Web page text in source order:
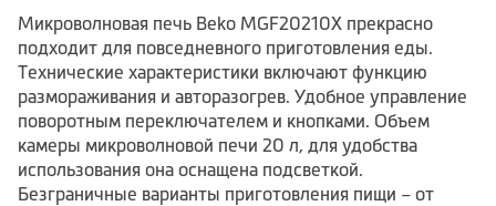
Микроволновая печь Beko MGF20210X прекрасно
подходит для повседневного приготовления еды.
Технические характеристики включают функцию
размораживания и авторазогрев. Удобное управление
поворотным переключателем и кнопками. Объем
камеры микроволновой печи 20 л, для удобства
использования она оснащена подсветкой.
Безграничные варианты приготовления пищи – от